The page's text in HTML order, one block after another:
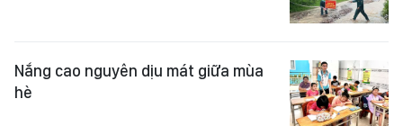
Nắng cao nguyên dịu mát giữa mùa
hè